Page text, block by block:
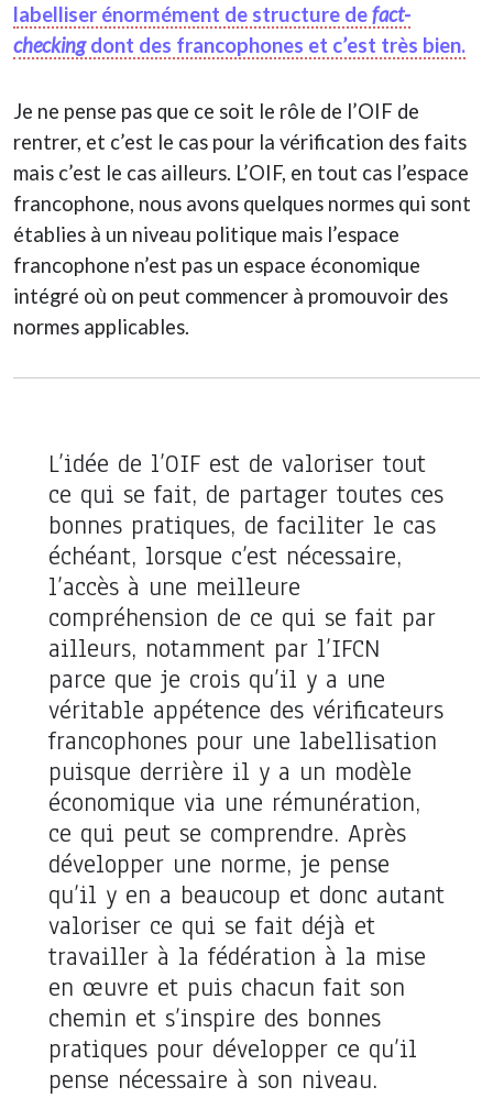
labelliser énormément de structure defact-
checkingdont des francophones et c’est très bien.
Je ne pense pas que ce soit le rôle de l’OIF de
rentrer, et c’est le cas pour la vérification des faits
mais c’est le cas ailleurs. L’OIF, en tout cas l’espace
francophone, nous avons quelques normes qui sont
établies à un niveau politique mais l’espace
francophone n’est pas un espace économique
intégré où on peut commencer à promouvoir des
normes applicables.
L’idée de l’OIF est de valoriser tout
ce qui se fait, de partager toutes ces
bonnes pratiques, de faciliter le cas
échéant, lorsque c’est nécessaire,
l’accès à une meilleure
compréhension de ce qui se fait par
ailleurs, notamment par l’IFCN
parce que je crois qu’il y a une
véritable appétence des vérificateurs
francophones pour une labellisation
puisque derrière il y a un modèle
économique via une rémunération,
ce qui peut se comprendre. Après
développer une norme, je pense
qu’il y en a beaucoup et donc autant
valoriser ce qui se fait déjà et
travailler à la fédération à la mise
en œuvre et puis chacun fait son
chemin et s’inspire des bonnes
pratiques pour développer ce qu’il
pense nécessaire à son niveau.